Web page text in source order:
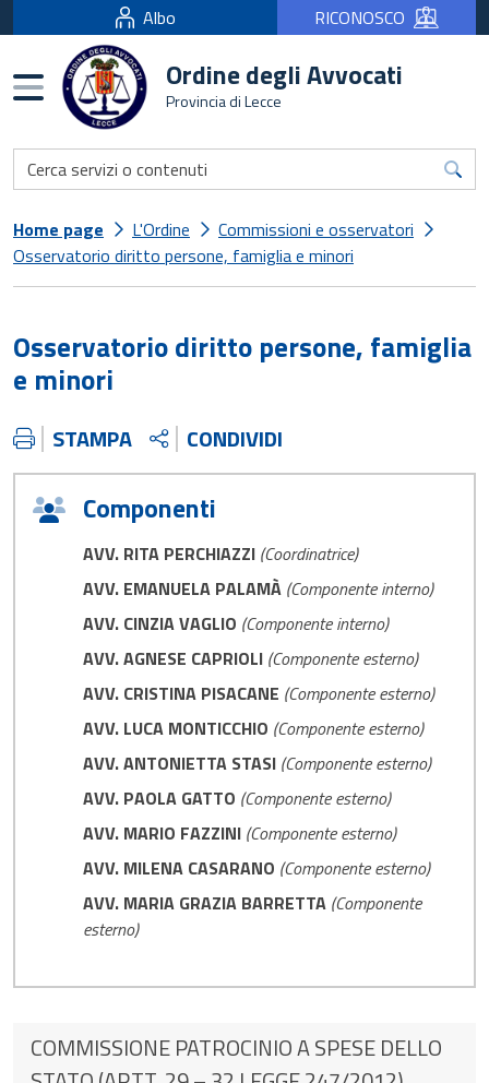
Albo RICONOSCO
Burger menu Ordine degli Avvocati
Provincia di Lecce
Home page L'Ordine
Commissioni e osservatori
Osservatorio diritto persone, famiglia e minori
Osservatorio diritto persone, famiglia
e minori
STAMPA CONDIVIDI
Componenti
AVV. RITA PERCHIAZZI (Coordinatrice)
AVV. EMANUELA PALAMÀ (Componente interno)
AVV. CINZIA VAGLIO (Componente interno)
AVV. AGNESE CAPRIOLI (Componente esterno)
AVV. CRISTINA PISACANE (Componente esterno)
AVV. LUCA MONTICCHIO (Componente esterno)
AVV. ANTONIETTA STASI (Componente esterno)
AVV. PAOLA GATTO (Componente esterno)
AVV. MARIO FAZZINI (Componente esterno)
AVV. MILENA CASARANO (Componente esterno)
AVV. MARIA GRAZIA BARRETTA (Componente
esterno)
COMMISSIONE PATROCINIO A SPESE DELLO